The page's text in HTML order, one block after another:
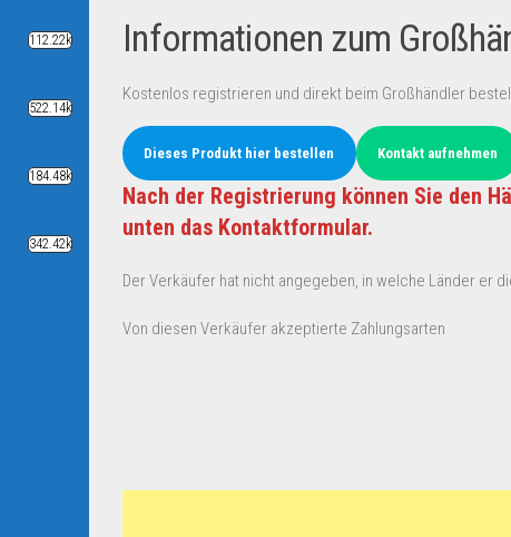
Informationen zum
Kostenlos registrieren und direkt beim Großhändler
Dieses Produkt hier bestellen Kontakt aufnehmen
Nach der Registrierung können Sie den
unten das Kontaktformular.
Der Verkäufer hat nicht angegeben, in welche Länder er
Von diesen Verkäufer akzeptierte Zahlungsarten
112.22k
522.14k
184.48k
342.42k